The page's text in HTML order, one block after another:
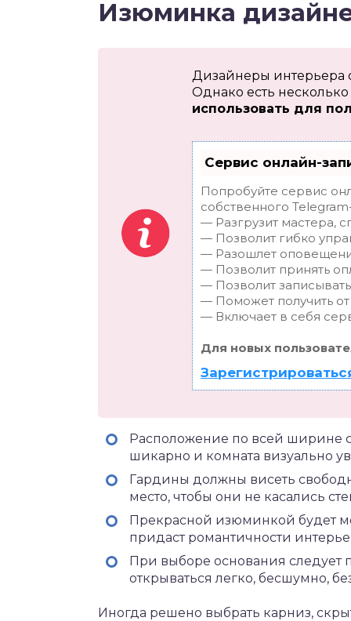
Изюминка
Дизайнеры интерьера
Однако есть
использовать для
Сервис онлайн-
Попробуйте сервис
собственного
— Разгрузит мастера,
— Позволит гибко
— Разошлет
— Позволит принять
— Позволит
— Поможет получить
— Включает в себя
Для новых
Расположение по всей ширине
шикарно и комната визуально
Гардины должны висеть
место, чтобы они не касались
Прекрасной изюминкой будет
придаст романтичности
При выборе основания следует
открываться легко, бесшумно,
Иногда решено выбрать карниз,